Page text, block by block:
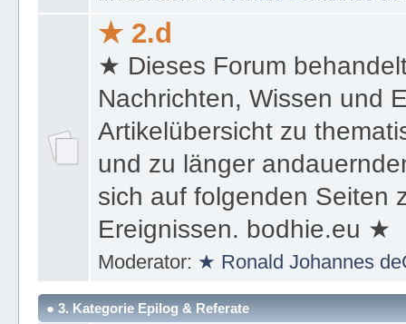
★ 2.d
★ Dieses Forum
Nachrichten, Wissen und
Artikelübersicht zu
und zu länger
sich auf folgenden Seiten
Ereignissen. bodhie.eu ★
Moderator: ★ Ronald Johannes
● 3. Kategorie Epilog & Referate